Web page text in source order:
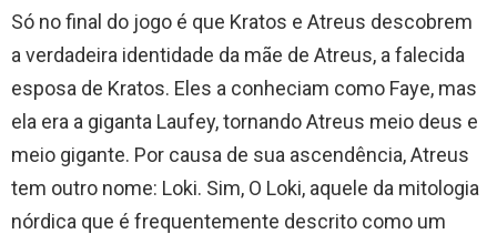
Só no final do jogo é que Kratos e Atreus descobrem
a verdadeira identidade da mãe de Atreus, a falecida
esposa de Kratos. Eles a conheciam como Faye, mas
ela era a giganta Laufey, tornando Atreus meio deus e
meio gigante. Por causa de sua ascendência, Atreus
tem outro nome: Loki. Sim, O Loki, aquele da mitologia
nórdica que é frequentemente descrito como um